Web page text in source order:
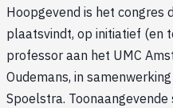
Hoopgevend is het congres
plaatsvindt, op initiatief (en
professor aan het UMC
Oudemans, in
Spoelstra.